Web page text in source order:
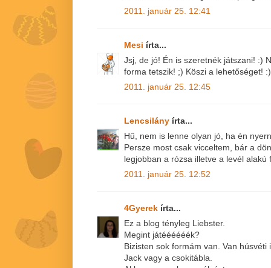
2011. január 25. 12:41
Mesi írta...
Jsj, de jó! Én is szeretnék játszani! :)
forma tetszik! ;) Köszi a lehetőséget! :)
2011. január 25. 12:45
Lencsilány írta...
Hű, nem is lenne olyan jó, ha én
Persze most csak vicceltem, bár a
legjobban a rózsa illetve a levél alakú
2011. január 25. 12:52
4Gyerek írta...
Ez a blog tényleg Liebster.
Megint játéééééék?
Bizisten sok formám van. Van
Jack vagy a csokitábla.